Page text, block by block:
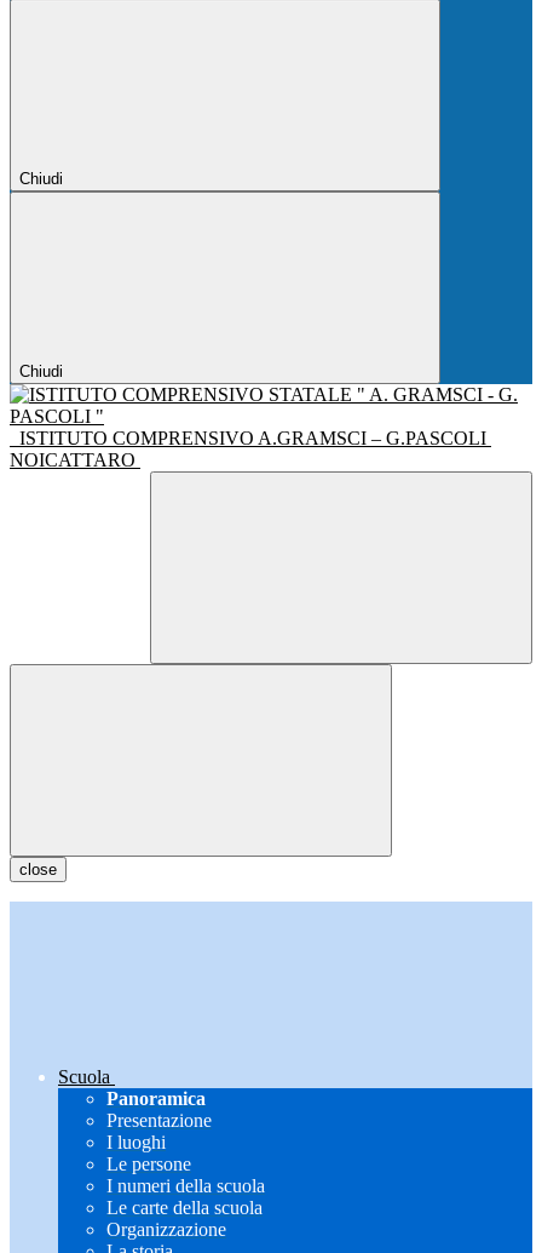
Chiudi
Chiudi
ISTITUTO COMPRENSIVO A.GRAMSCI – G.PASCOLI
NOICATTARO
close
Scuola
Panoramica
Presentazione
I luoghi
Le persone
I numeri della scuola
Le carte della scuola
Organizzazione